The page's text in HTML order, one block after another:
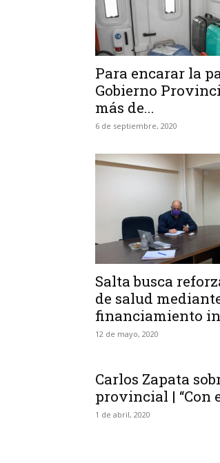
Para encarar la
Gobierno
más de...
6 de septiembre, 2020
Salta busca
de salud
financiamiento
12 de mayo, 2020
Carlos Zapata
provincial | “Con
1 de abril, 2020